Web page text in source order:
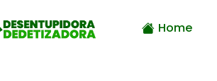
Home